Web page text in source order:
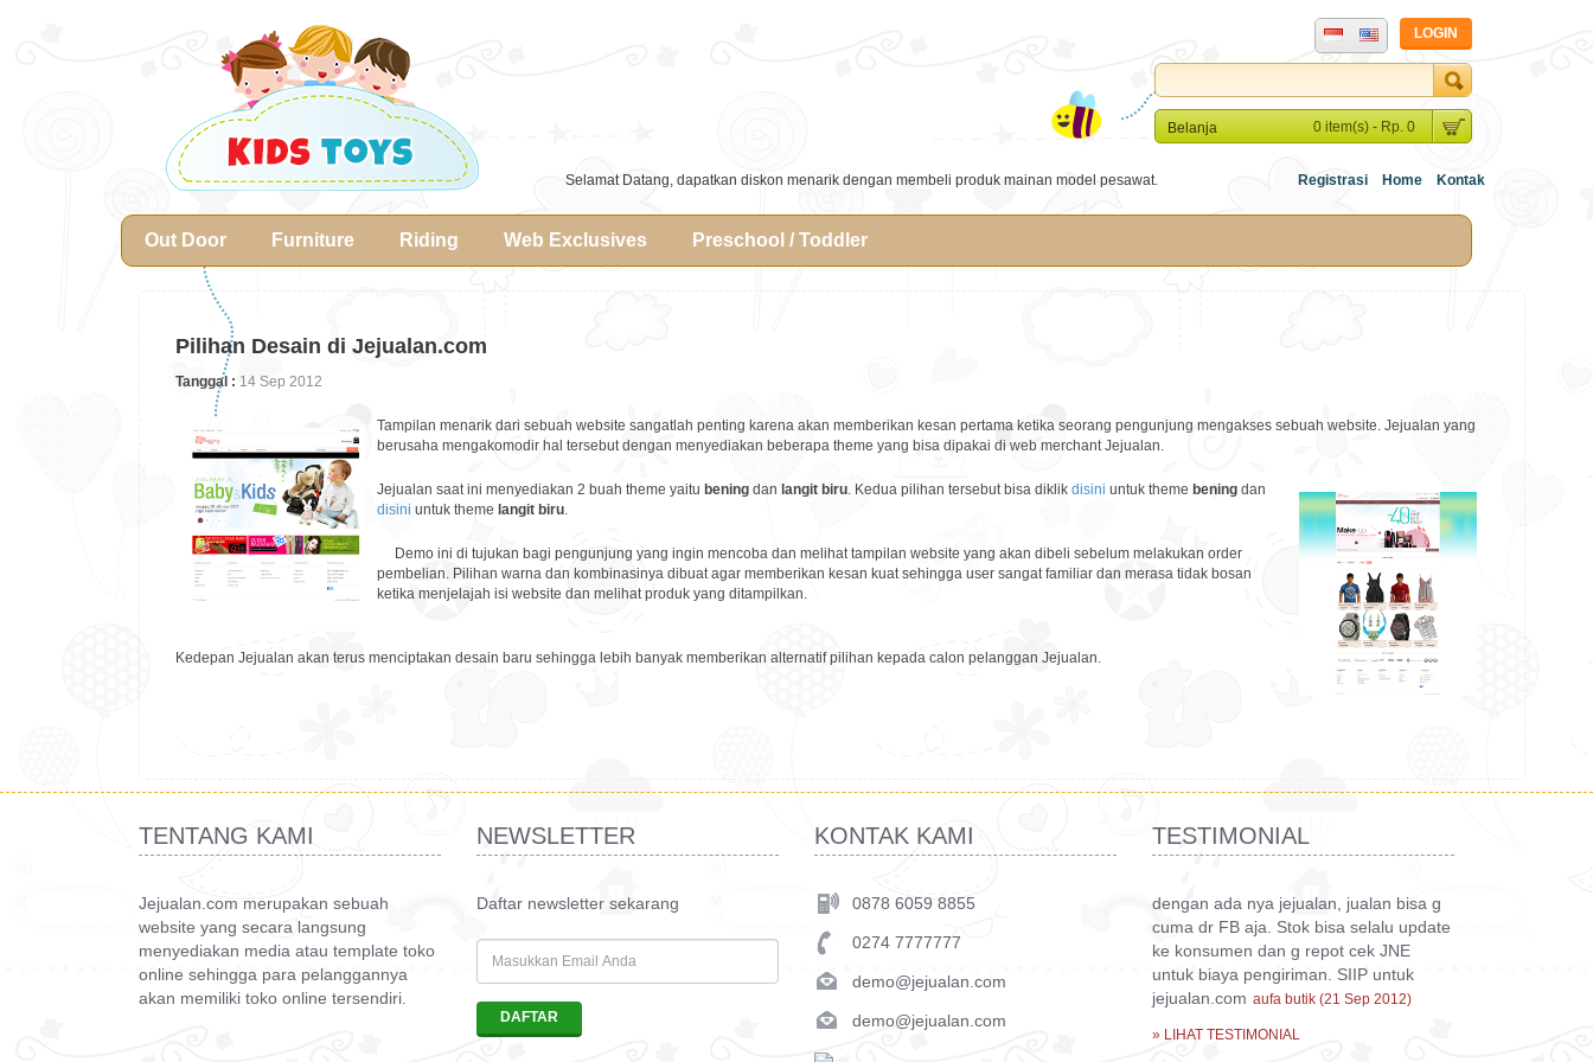
LOGIN
Belanja 0 item(s) - Rp. 0
Selamat Datang, dapatkan diskon menarik dengan membeli produk mainan model pesawat. Registrasi Home Kontak
Out Door Furniture Riding Web Exclusives Preschool / Toddler
Pilihan Desain di Jejualan.com
Tanggal : 14 Sep 2012
Tampilan menarik dari sebuah website sangatlah penting karena akan memberikan kesan pertama ketika seorang pengunjung mengakses sebuah website. Jejualan yang
berusaha mengakomodir hal tersebut dengan menyediakan beberapa theme yang bisa dipakai di web merchant Jejualan.
Jejualan saat ini menyediakan 2 buah theme yaitu bening dan langit biru. Kedua pilihan tersebut bisa diklik disini untuk theme bening dan
disini untuk theme langit biru.
Demo ini di tujukan bagi pengunjung yang ingin mencoba dan melihat tampilan website yang akan dibeli sebelum melakukan order
pembelian. Pilihan warna dan kombinasinya dibuat agar memberikan kesan kuat sehingga user sangat familiar dan merasa tidak bosan
ketika menjelajah isi website dan melihat produk yang ditampilkan.
Kedepan Jejualan akan terus menciptakan desain baru sehingga lebih banyak memberikan alternatif pilihan kepada calon pelanggan Jejualan.
TENTANG KAMI
Jejualan.com merupakan sebuah
website yang secara langsung
menyediakan media atau template toko
online sehingga para pelanggannya
akan memiliki toko online tersendiri.
NEWSLETTER
Daftar newsletter sekarang
KONTAK KAMI
0878 6059 8855
0274 7777777
demo@jejualan.com
demo@jejualan.com
TESTIMONIAL
dengan ada nya jejualan, jualan bisa g
cuma dr FB aja. Stok bisa selalu update
ke konsumen dan g repot cek JNE
untuk biaya pengiriman. SIIP untuk
jejualan.com aufa butik (21 Sep 2012)
» LIHAT TESTIMONIAL